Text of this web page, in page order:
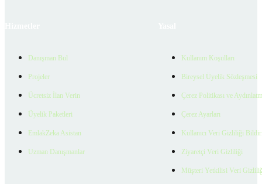
Danışman Bul
Projeler
Ücretsiz İlan Verin
Üyelik Paketleri
EmlakZeka Asistan
Uzman Danışmanlar
Kullanım Koşulları
Bireysel Üyelik Sözleşmesi
Çerez Politikası ve
Çerez Ayarları
Kullanıcı Veri Gizliliği
Ziyaretçi Veri Gizliliği
Müşteri Yetkilisi Veri